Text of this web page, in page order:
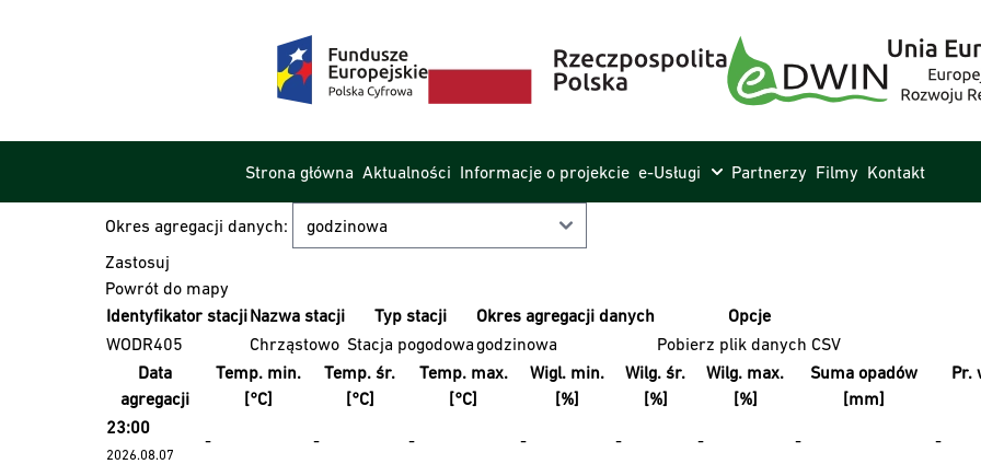
Strona główna Aktualności Informacje o projekcie e-Usługi Partnerzy Filmy Kontakt
Okres agregacji danych:
Powrót do mapy
Identyfikator stacjiNazwa stacji Typ stacji Okres agregacji danych
Opcje
WODR405
Chrząstowo Stacja pogodowagodzinowa
Pobierz plik danych CSV
Data
agregacji
Temp. min.
[°C]
Temp. śr.
[°C]
Temp. max.
[°C]
Wigl. min.
[%]
Wilg. śr.
[%]
Wilg. max.
[%]
Suma opadów
[mm]
Pr.
23:00
2026.08.07
- - - - - - - -